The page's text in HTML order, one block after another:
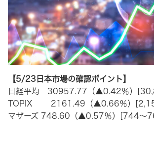
【5/23日本市場の確認ポイント】
日経平均 30957.77（▲0.42％）
TOPIX 2161.49（▲0.66％）
マザーズ 748.60（▲0.57％）[744～